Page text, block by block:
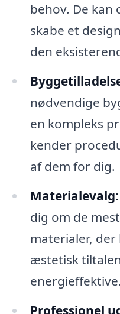
behov. De kan
skabe et
den
nødvendige
en kompleks
kender
af dem for dig.
Materialevalg:
dig om de
materialer,
æstetisk
energieffektive.
Professionel